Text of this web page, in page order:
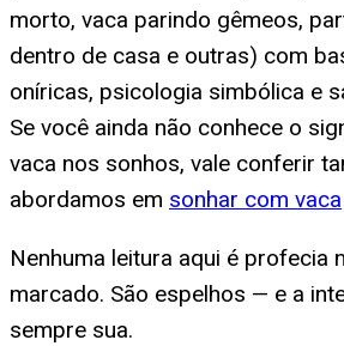
morto, vaca parindo gêmeos,
dentro de casa e outras) com
oníricas, psicologia simbólica e
Se você ainda não conhece o
vaca nos sonhos, vale conferir
abordamos em sonhar com vaca
Nenhuma leitura aqui é profecia
marcado. São espelhos — e a
sempre sua.